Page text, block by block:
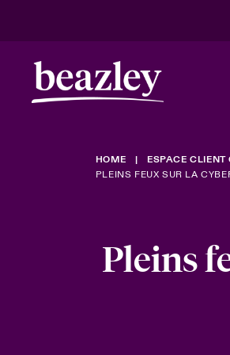
Qui sommes-nous ?
Dernières Actualités
Espace assurés
HOME ESPACE CLIENT
PLEINS FEUX SUR LA
Pleins